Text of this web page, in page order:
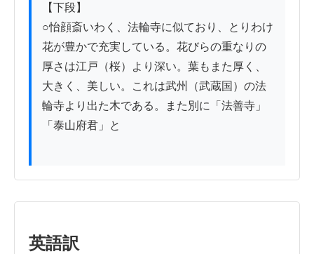
【下段】
○怡顔斎いわく、法輪寺に似ており、とりわけ
花が豊かで充実している。花びらの重なりの
厚さは江戸（桜）より深い。葉もまた厚く、
大きく、美しい。これは武州（武蔵国）の法
輪寺より出た木である。また別に「法善寺」
「泰山府君」と
英語訳